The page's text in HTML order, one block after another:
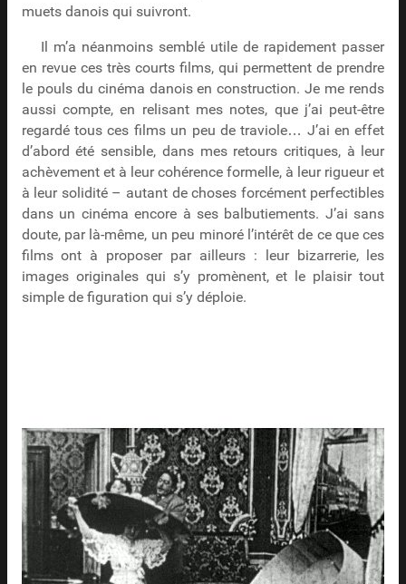
muets danois qui suivront.
Il m’a néanmoins semblé utile de rapidement passer
en revue ces très courts films, qui permettent de prendre
le pouls du cinéma danois en construction. Je me rends
aussi compte, en relisant mes notes, que j’ai peut-être
regardé tous ces films un peu de traviole… J’ai en effet
d’abord été sensible, dans mes retours critiques, à leur
achèvement et à leur cohérence formelle, à leur rigueur et
à leur solidité – autant de choses forcément perfectibles
dans un cinéma encore à ses balbutiements. J’ai sans
doute, par là-même, un peu minoré l’intérêt de ce que ces
films ont à proposer par ailleurs : leur bizarrerie, les
images originales qui s’y promènent, et le plaisir tout
simple de figuration qui s’y déploie.